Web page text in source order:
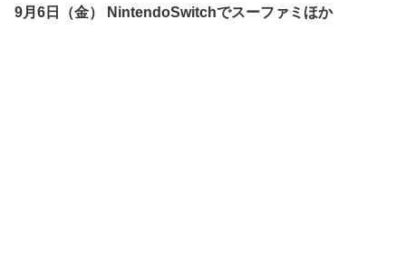
9月6日（金） NintendoSwitchでスーファミほか